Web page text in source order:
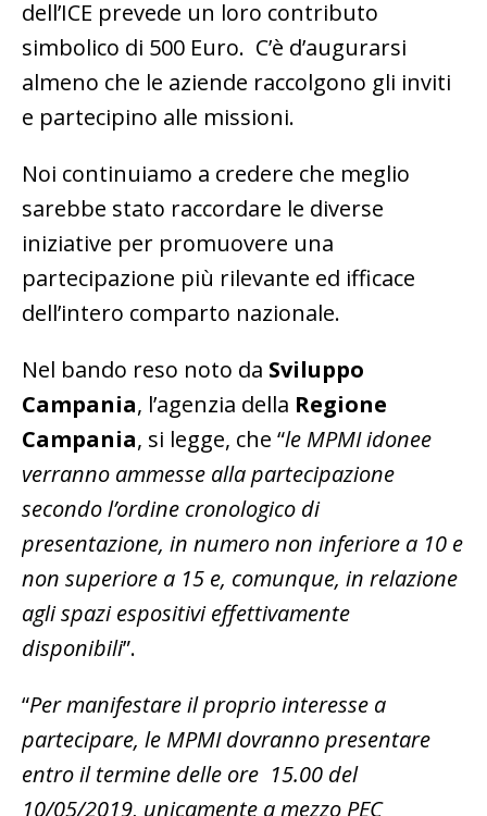
dell’ICE prevede un loro contributo
simbolico di 500 Euro. C’è d’augurarsi
almeno che le aziende raccolgono gli inviti
e partecipino alle missioni.
Noi continuiamo a credere che meglio
sarebbe stato raccordare le diverse
iniziative per promuovere una
partecipazione più rilevante ed ifficace
dell’intero comparto nazionale.
Nel bando reso noto da Sviluppo
Campania, l’agenzia della Regione
Campania, si legge, che “le MPMI idonee
verranno ammesse alla partecipazione
secondo l’ordine cronologico di
presentazione, in numero non inferiore a 10 e
non superiore a 15 e, comunque, in relazione
agli spazi espositivi effettivamente
disponibili”.
“Per manifestare il proprio interesse a
partecipare, le MPMI dovranno presentare
entro il termine delle ore 15.00 del
10/05/2019, unicamente a mezzo PEC